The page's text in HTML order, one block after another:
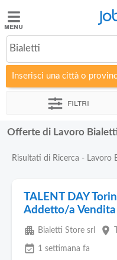
Jobbydoo
Offerte
di
lavoro
Elenco
Blog
Bialetti
Inserisci una città o
Filtri
Offerte di Lavoro
Risultati di Ricerca - Lavoro
TALENT DAY
Addetto/a Vendita
apartment Bialetti Store srl place
event_available 1 settimana fa